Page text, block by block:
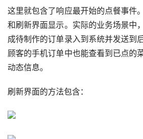
这里就包含了响应最开始的点餐事件
和刷新界面显示。实际的业务场景中
成待制作的订单录入到系统并发送到
顾客的手机订单中也能查看到已点的
动态信息。
刷新界面的方法包含：